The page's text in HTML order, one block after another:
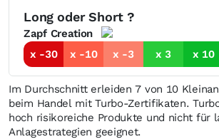
Long oder Short ?
Zapf Creation
x -30
x -10 x -3 x 3 x 10
Im Durchschnitt erleiden 7 von 10
beim Handel mit Turbo-Zertifikaten.
hoch risikoreiche Produkte und nicht für
Anlagestrategien geeignet.